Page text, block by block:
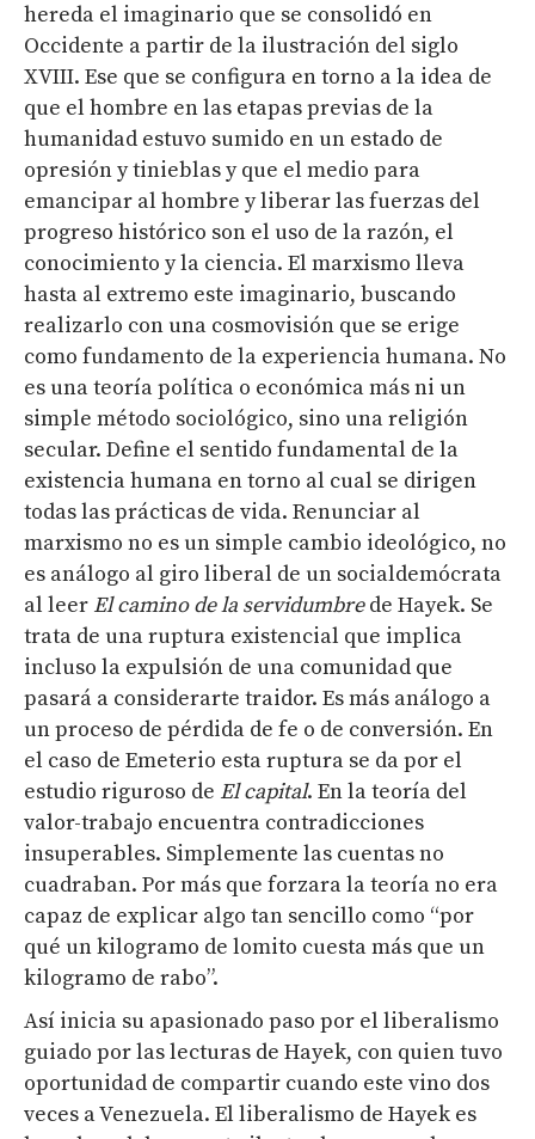
hereda el imaginario que se consolidó en
Occidente a partir de la ilustración del siglo
XVIII. Ese que se configura en torno a la idea de
que el hombre en las etapas previas de la
humanidad estuvo sumido en un estado de
opresión y tinieblas y que el medio para
emancipar al hombre y liberar las fuerzas del
progreso histórico son el uso de la razón, el
conocimiento y la ciencia. El marxismo lleva
hasta al extremo este imaginario, buscando
realizarlo con una cosmovisión que se erige
como fundamento de la experiencia humana. No
es una teoría política o económica más ni un
simple método sociológico, sino una religión
secular. Define el sentido fundamental de la
existencia humana en torno al cual se dirigen
todas las prácticas de vida. Renunciar al
marxismo no es un simple cambio ideológico, no
es análogo al giro liberal de un socialdemócrata
al leer El camino de la servidumbrede Hayek. Se
trata de una ruptura existencial que implica
incluso la expulsión de una comunidad que
pasará a considerarte traidor. Es más análogo a
un proceso de pérdida de fe o de conversión. En
el caso de Emeterio esta ruptura se da por el
estudio riguroso de El capital. En la teoría del
valor-trabajo encuentra contradicciones
insuperables. Simplemente las cuentas no
cuadraban. Por más que forzara la teoría no era
capaz de explicar algo tan sencillo como “por
qué un kilogramo de lomito cuesta más que un
kilogramo de rabo”.
Así inicia su apasionado paso por el liberalismo
guiado por las lecturas de Hayek, con quien tuvo
oportunidad de compartir cuando este vino dos
veces a Venezuela. El liberalismo de Hayek es